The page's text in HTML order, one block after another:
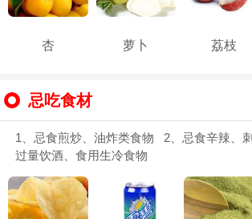
杏 萝卜 荔枝
忌吃食材
1、忌食煎炒、油炸类食物 2、忌食辛辣、
过量饮酒、食用生冷食物